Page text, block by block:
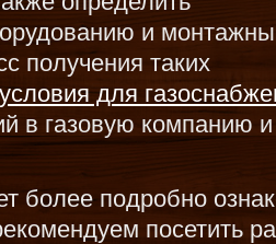
и
получения таких
для
в газовую компанию
более подробно
посетить